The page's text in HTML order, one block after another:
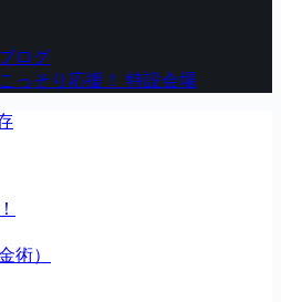
ログ
っそり応援！ 特設会場
術）